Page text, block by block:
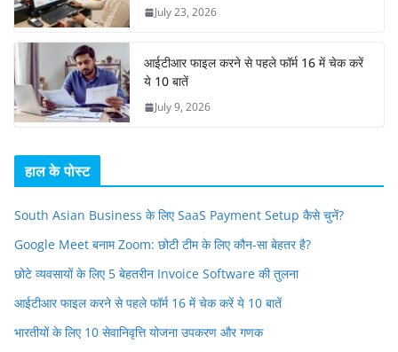
July 23, 2026
आईटीआर फाइल करने से पहले फॉर्म 16 में चेक करें
ये 10 बातें
July 9, 2026
हाल के पोस्ट
South Asian Business के लिए SaaS Payment Setup कैसे चुनें?
Google Meet बनाम Zoom: छोटी टीम के लिए कौन-सा बेहतर है?
छोटे व्यवसायों के लिए 5 बेहतरीन Invoice Software की तुलना
आईटीआर फाइल करने से पहले फॉर्म 16 में चेक करें ये 10 बातें
भारतीयों के लिए 10 सेवानिवृत्ति योजना उपकरण और गणक